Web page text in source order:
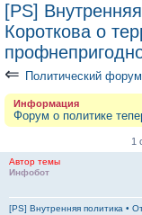
[PS]
Короткова о
⇐ Политический форум
Информация
Форум о политике
1
Автор темы
Инфобот
[PS] Внутренняя политика •